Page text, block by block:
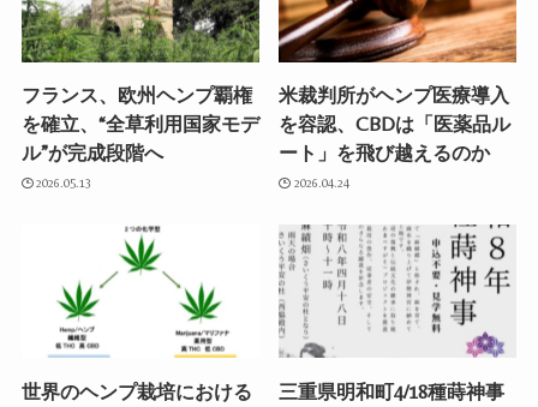
フランス、欧州ヘンプ覇権
を確立、“全草利用国家モデ
ル”が完成段階へ
2026.05.13
米裁判所がヘンプ医療導入
を容認、CBDは「医薬品ル
ート」を飛び越えるのか
2026.04.24
世界のヘンプ栽培における
三重県明和町4/18種蒔神事